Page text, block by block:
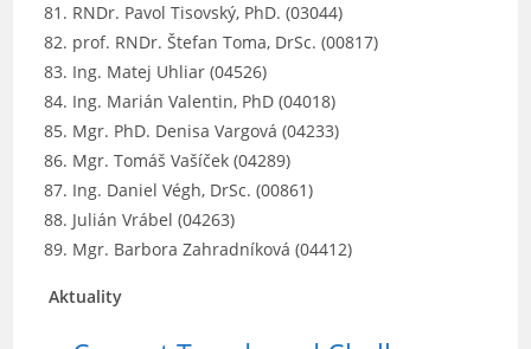
RNDr. Pavol Tisovský, PhD. (03044)
prof. RNDr. Štefan Toma, DrSc. (00817)
Ing. Matej Uhliar (04526)
Ing. Marián Valentin, PhD (04018)
Mgr. PhD. Denisa Vargová (04233)
Mgr. Tomáš Vašíček (04289)
Ing. Daniel Végh, DrSc. (00861)
Julián Vrábel (04263)
Mgr. Barbora Zahradníková (04412)
Aktuality